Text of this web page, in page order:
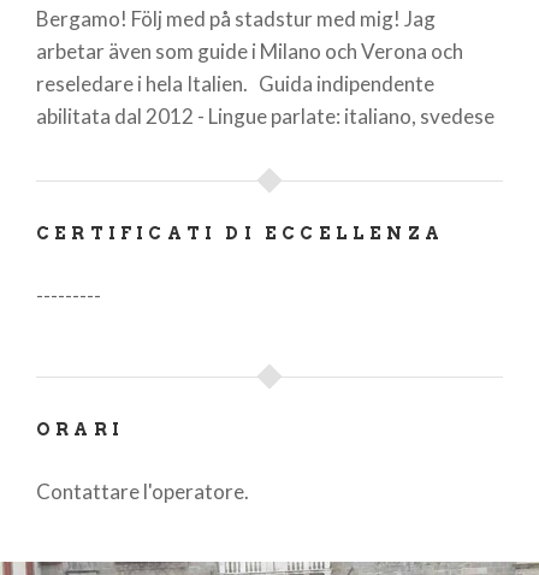
Bergamo! Följ med på stadstur med mig! Jag
arbetar även som guide i Milano och Verona och
reseledare i hela Italien. Guida indipendente
abilitata dal 2012 - Lingue parlate: italiano, svedese
CERTIFICATI DI ECCELLENZA
---------
ORARI
Contattare l'operatore.